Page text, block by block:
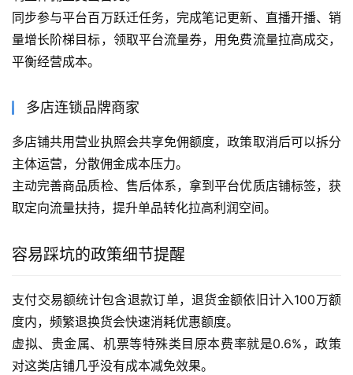
同步参与平台百万跃迁任务，完成笔记更新、直播开播、销
量增长阶梯目标，领取平台流量券，用免费流量拉高成交，
平衡经营成本。
多店连锁品牌商家
多店铺共用营业执照会共享免佣额度，政策取消后可以拆分
主体运营，分散佣金成本压力。
主动完善商品质检、售后体系，拿到平台优质店铺标签，获
取定向流量扶持，提升单品转化拉高利润空间。
容易踩坑的政策细节提醒
支付交易额统计包含退款订单，退货金额依旧计入100万额
度内，频繁退换货会快速消耗优惠额度。
虚拟、贵金属、机票等特殊类目原本费率就是0.6%，政策
对这类店铺几乎没有成本减免效果。